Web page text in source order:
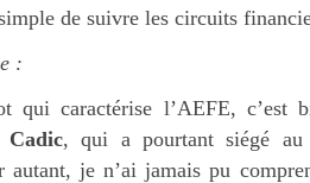
de suivre les circuits
:
qui caractérise l’AEFE, c’est
, qui a pourtant siégé au
autant, je n’ai jamais pu